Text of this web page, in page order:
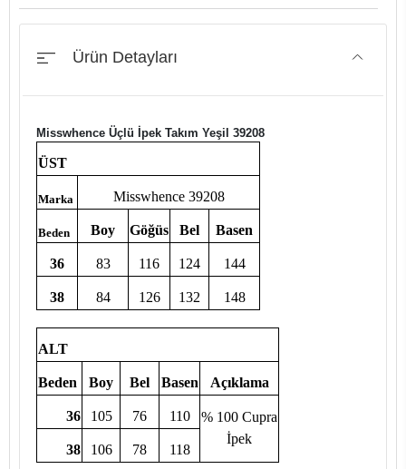
Ürün Detayları
Misswhence Üçlü İpek Takım Yeşil 39208
ÜST
Marka Misswhence 39208
Beden Boy Göğüs Bel Basen
36 83 116 124 144
38 84 126 132 148
ALT
Beden Boy Bel Basen Açıklama
36 105 76 110
% 100 Cupra
İpek
38 106 78 118